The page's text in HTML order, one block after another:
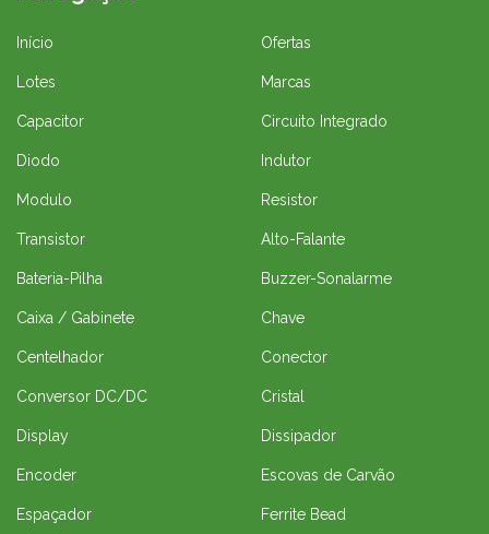
Início Ofertas
Lotes Marcas
Capacitor Circuito Integrado
Diodo Indutor
Modulo Resistor
Transistor Alto-Falante
Bateria-Pilha Buzzer-Sonalarme
Caixa / Gabinete Chave
Centelhador Conector
Conversor DC/DC Cristal
Display Dissipador
Encoder Escovas de Carvão
Espaçador Ferrite Bead